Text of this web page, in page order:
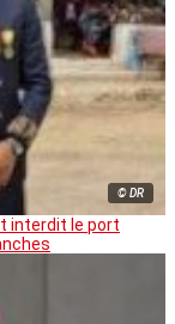
© DR
interdit le port